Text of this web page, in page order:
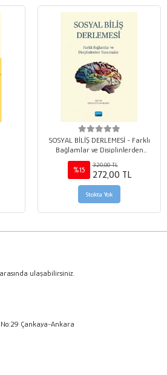
SOSYAL BİLİŞ DERLEMESİ - Farklı
Bağlamlar ve Disiplinlerden
Yansımalar
%15
320,00 TL
272,00 TL
Stokta Yok
ulaşabilirsiniz.
No:29 Çankaya-Ankara